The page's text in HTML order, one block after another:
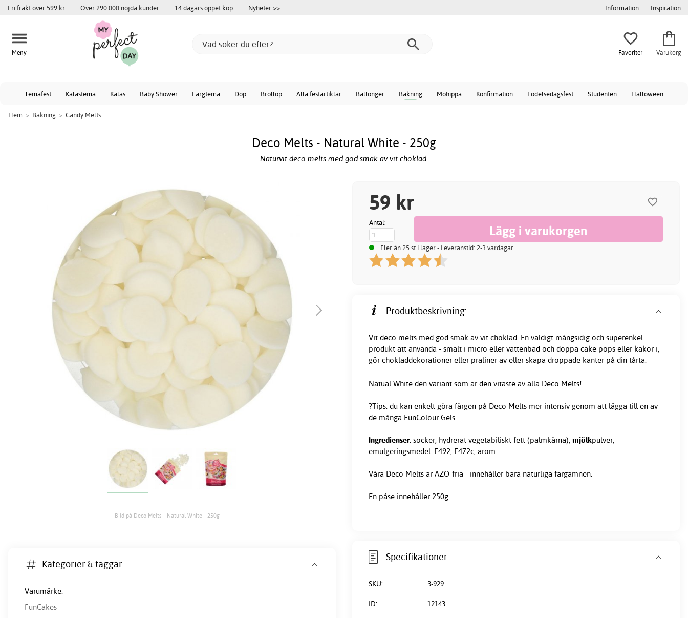
Fri frakt över 599 kr Över 290 000 nöjda kunder 14 dagars öppet köp Nyheter >> Information Inspiration
Meny Favoriter Varukorg
Temafest Kalastema Kalas Baby Shower Färgtema Dop Bröllop Alla festartiklar Ballonger Bakning Möhippa Konfirmation Födelsedagsfest Studenten Halloween
Hem > Bakning > Candy Melts
Deco Melts - Natural White - 250g
Naturvit deco melts med god smak av vit choklad.
Bild på Deco Melts - Natural White - 250g
59 kr
Antal:
Fler än 25 st i lager - Leveranstid: 2-3 vardagar
Produktbeskrivning:
Vit deco melts med god smak av vit choklad. En väldigt mångsidig och superenkel
produkt att använda - smält i micro eller vattenbad och doppa cake pops eller kakor i,
gör chokladdekorationer eller praliner av eller skapa droppade kanter på din tårta.
Natual White den variant som är den vitaste av alla Deco Melts!
?Tips: du kan enkelt göra färgen på Deco Melts mer intensiv genom att lägga till en av
de många FunColour Gels.
Ingredienser: socker, hydrerat vegetabiliskt fett (palmkärna), mjölkpulver,
emulgeringsmedel: E492, E472c, arom.
Våra Deco Melts är AZO-fria - innehåller bara naturliga färgämnen.
En påse innehåller 250g.
Specifikationer
SKU: 3-929
ID: 12143
Kategorier & taggar
Varumärke:
FunCakes